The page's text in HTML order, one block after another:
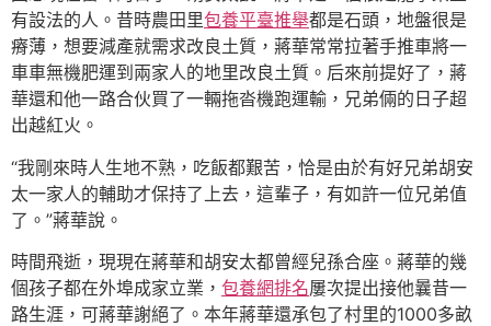
有設法的人。昔時農田里包養平臺推舉都是石頭，地盤很是
瘠薄，想要減產就需求改良土質，蔣華常常拉著手推車將一
車車無機肥運到兩家人的地里改良土質。后來前提好了，蔣
華還和他一路合伙買了一輛拖沓機跑運輸，兄弟倆的日子超
出越紅火。
“我剛來時人生地不熟，吃飯都艱苦，恰是由於有好兄弟胡安
太一家人的輔助才保持了上去，這輩子，有如許一位兄弟值
了。”蔣華說。
時間飛逝，現現在蔣華和胡安太都曾經兒孫合座。蔣華的幾
個孩子都在外埠成家立業， 包養網排名屢次提出接他曩昔一
路生涯，可蔣華謝絕了。本年蔣華還承包了村里的1000多畝